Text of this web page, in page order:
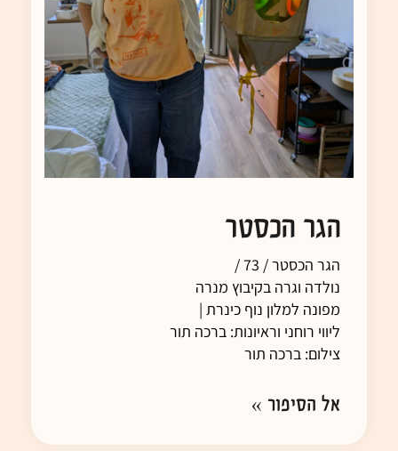
הגר הכסטר
הגר הכסטר / 73 /
נולדה וגרה בקיבוץ מנרה
מפונה למלון נוף כינרת |
ליווי רוחני וראיונות: ברכה תור
צילום: ברכה תור
אל הסיפור »